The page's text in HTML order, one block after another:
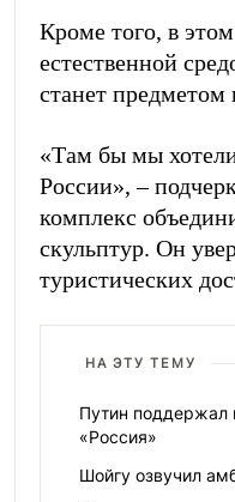
Кроме того, в
естественной
станет предметом
«Там бы мы
России», –
комплекс
скульптур. Он
туристических
НА ЭТУ ТЕМУ
Путин поддержал
«Россия»
Шойгу озвучил